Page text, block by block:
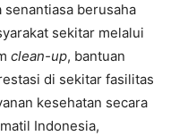
berusaha
sekitar melalui
clean-up, bantuan
di sekitar fasilitas
kesehatan secara
Indonesia,